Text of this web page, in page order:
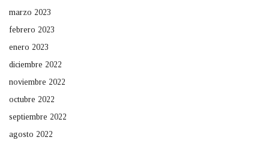
marzo 2023
febrero 2023
enero 2023
diciembre 2022
noviembre 2022
octubre 2022
septiembre 2022
agosto 2022